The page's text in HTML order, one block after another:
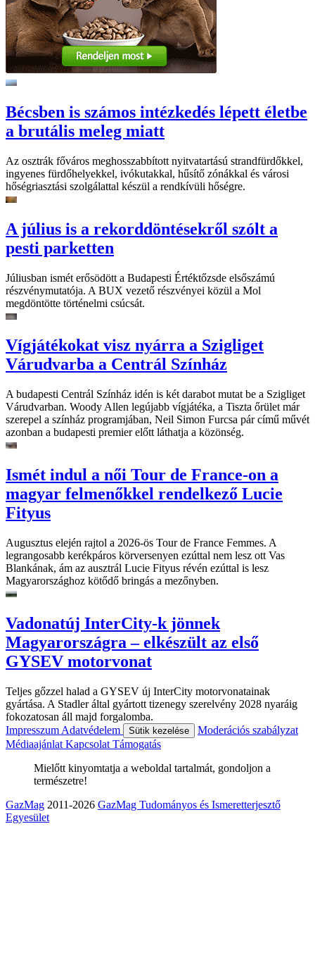
Bécsben is számos intézkedés lépett életbe
a brutális meleg miatt
Az osztrák főváros meghosszabbított nyitvatartású strandfürdőkkel,
ingyenes fürdőhelyekkel, ivókutakkal, hűsítő zónákkal és városi
hőségriasztási szolgálattal készül a rendkívüli hőségre.
A július is a rekorddöntésekről szólt a
pesti parketten
Júliusban ismét erősödött a Budapesti Értéktőzsde elsőszámú
részvénymutatója. A BUX vezető részvényei közül a Mol
megdöntötte történelmi csúcsát.
Vígjátékokat visz nyárra a Szigliget
Várudvarba a Centrál Színház
A budapesti Centrál Színház idén is két darabot mutat be a Szigliget
Várudvarban. Woody Allen legújabb vígjátéka, a Tiszta őrület már
szerepel a színház programjában, Neil Simon Furcsa pár című művét
azonban a budapesti premier előtt láthatja a közönség.
Ismét indul a női Tour de France-on a
magyar felmenőkkel rendelkező Lucie
Fityus
Augusztus elején rajtol a 2026-ös Tour de France Femmes. A
legrangosabb kerékpáros körversenyen ezúttal nem lesz ott Vas
Blankának, ám az ausztrál Lucie Fityus révén ezúttal is lesz
Magyarországhoz kötődő bringás a mezőnyben.
Vadonatúj InterCity-k jönnek
Magyarországra – elkészült az első
GYSEV motorvonat
Teljes gőzzel halad a GYSEV új InterCity motorvonatainak
gyártása. A Stadler által gyártott tizenegy szerelvény 2028 nyaráig
fokozatosan áll majd forgalomba.
Impresszum Adatvédelem Sütik kezelése
Moderációs szabályzat
Médiaajánlat Kapcsolat Támogatás
Mielőtt kinyomtatja a weboldal tartalmát, gondoljon a
természetre!
GazMag 2011-2026 GazMag Tudományos és Ismeretterjesztő
Egyesület